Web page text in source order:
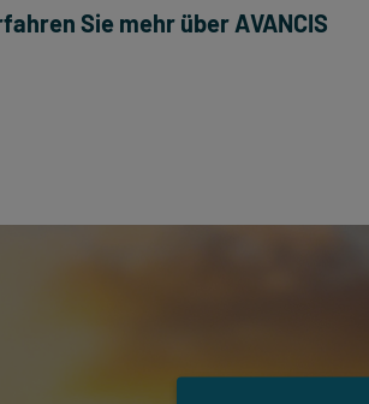
Sie mehr über AVANCIS